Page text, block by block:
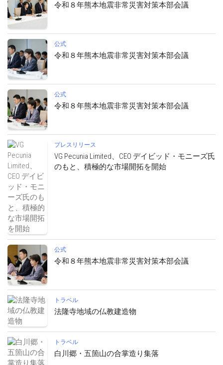
令和８年熊本地震非常災害対策本部会議
公式
令和８年熊本地震非常災害対策本部会議
公式
令和８年熊本地震非常災害対策本部会議
プレスリリース
VG Pecunia Limited、CEO デイビッド・モニーズ氏
のもと、積極的な市場開拓を開始
公式
令和８年熊本地震非常災害対策本部会議
トラベル
法隆寺地域の仏教建造物
トラベル
白川郷・五箇山の合掌造り集落